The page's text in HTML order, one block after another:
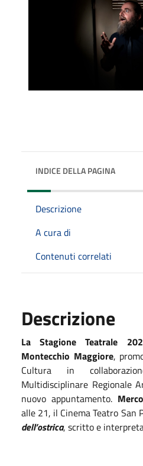
INDICE DELLA PAGINA
Descrizione
A cura di
Contenuti correlati
Descrizione
La Stagione Teatrale
Montecchio Maggiore,
Cultura in
Multidisciplinare Regionale
nuovo appuntamento.
alle 21, il Cinema Teatro San
dell’ostrica, scritto e